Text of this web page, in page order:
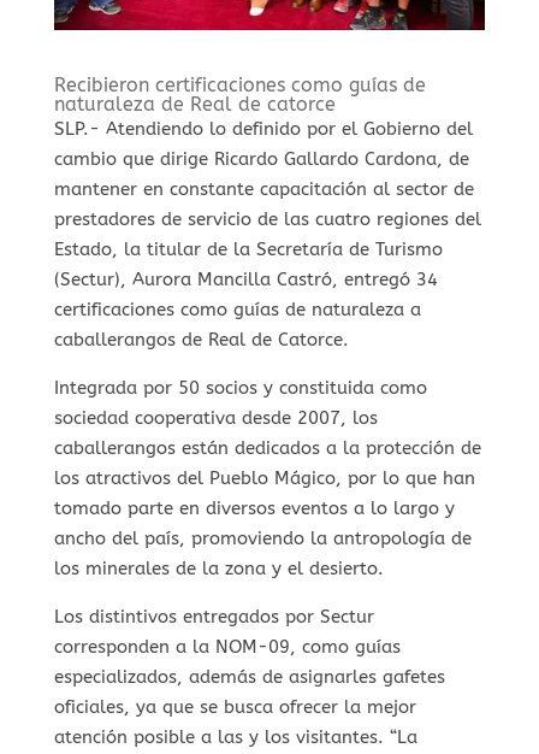
Recibieron certificaciones como guías de
naturaleza de Real de catorce
SLP.- Atendiendo lo definido por el Gobierno del
cambio que dirige Ricardo Gallardo Cardona, de
mantener en constante capacitación al sector de
prestadores de servicio de las cuatro regiones del
Estado, la titular de la Secretaría de Turismo
(Sectur), Aurora Mancilla Castró, entregó 34
certificaciones como guías de naturaleza a
caballerangos de Real de Catorce.
Integrada por 50 socios y constituida como
sociedad cooperativa desde 2007, los
caballerangos están dedicados a la protección de
los atractivos del Pueblo Mágico, por lo que han
tomado parte en diversos eventos a lo largo y
ancho del país, promoviendo la antropología de
los minerales de la zona y el desierto.
Los distintivos entregados por Sectur
corresponden a la NOM-09, como guías
especializados, además de asignarles gafetes
oficiales, ya que se busca ofrecer la mejor
atención posible a las y los visitantes. “La